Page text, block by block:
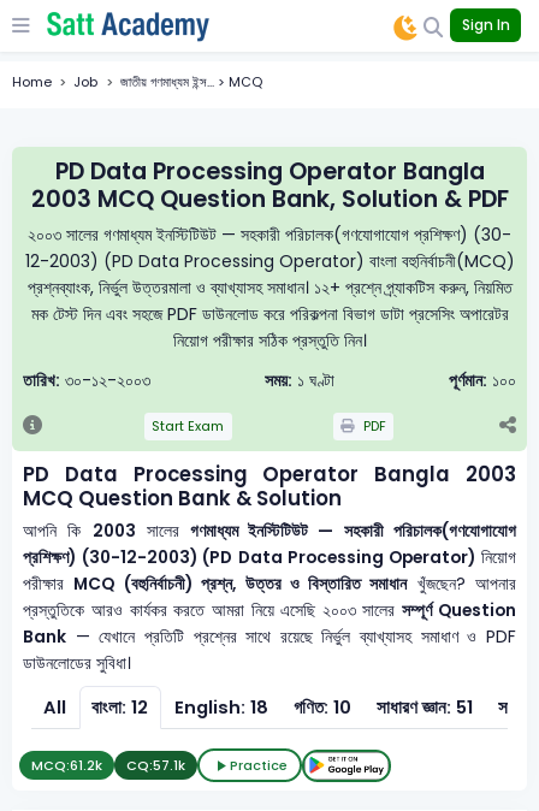
Sign In
Home Job জাতীয় গণমাধ্যম ইন্স... > MCQ
PD Data Processing Operator Bangla
2003 MCQ Question Bank, Solution & PDF
২০০৩ সালের গণমাধ্যম ইনস্টিটিউট — সহকারী পরিচালক(গণযোগাযোগ প্রশিক্ষণ) (30-
12-2003) (PD Data Processing Operator) বাংলা বহুনির্বাচনী(MCQ)
প্রশ্নব্যাংক, নির্ভুল উত্তরমালা ও ব্যাখ্যাসহ সমাধান। ১২+ প্রশ্নে প্র্যাকটিস করুন, নিয়মিত
মক টেস্ট দিন এবং সহজে PDF ডাউনলোড করে পরিকল্পনা বিভাগ ডাটা প্রসেসিং অপারেটর
নিয়োগ পরীক্ষার সঠিক প্রস্তুতি নিন।
তারিখ: ৩০-১২-২০০৩ সময়: ১ ঘণ্টা পূর্ণমান: ১০০
Start Exam PDF
PD Data Processing Operator Bangla 2003
MCQ Question Bank & Solution
আপনি কি 2003 সালের গণমাধ্যম ইনস্টিটিউট — সহকারী পরিচালক(গণযোগাযোগ
প্রশিক্ষণ) (30-12-2003) (PD Data Processing Operator) নিয়োগ
পরীক্ষার MCQ (বহুনির্বাচনী) প্রশ্ন, উত্তর ও বিস্তারিত সমাধানখুঁজছেন? আপনার
প্রস্তুতিকে আরও কার্যকর করতে আমরা নিয়ে এসেছি ২০০৩ সালেরসম্পূর্ণ Question
Bank — যেখানে প্রতিটি প্রশ্নের সাথে রয়েছে নির্ভুল ব্যাখ্যাসহ সমাধাণ ও PDF
ডাউনলোডের সুবিধা।
All বাংলা: 12 English: 18 গণিত: 10 সাধারণ জ্ঞান: 51
MCQ:61.2k CQ:57.1k Practice